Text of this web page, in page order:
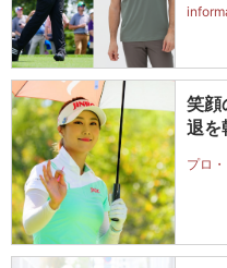
笑顔
退を
プロ